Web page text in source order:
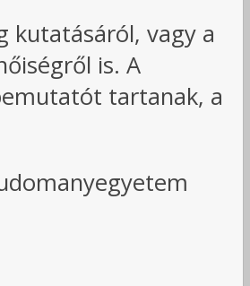
kutatásáról, vagy a
is. A
tartanak, a